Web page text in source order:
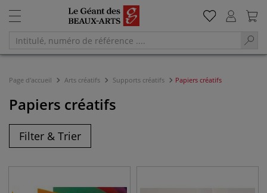
Page d'accueil Arts créatifs Supports créatifs Papiers créatifs
Papiers créatifs
Filter & Trier